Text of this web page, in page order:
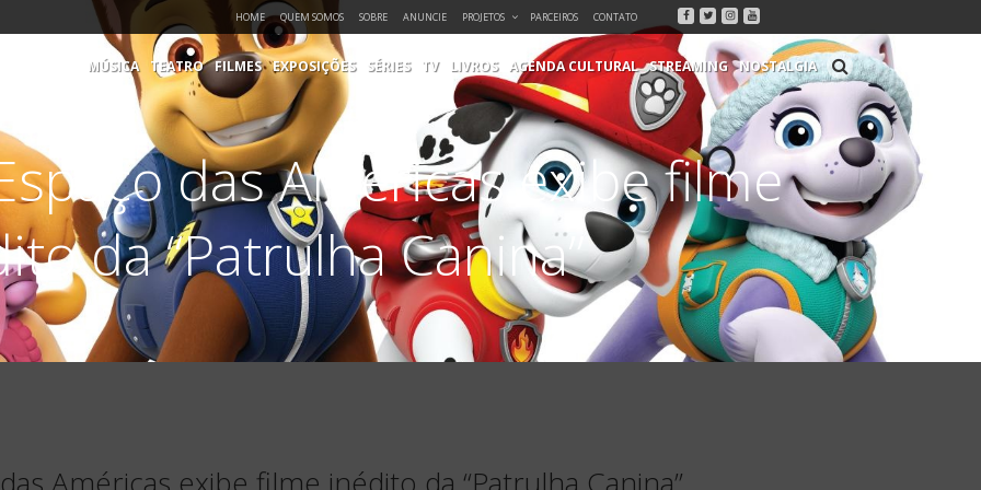
HOME QUEM SOMOS SOBRE ANUNCIE PROJETOS PARCEIROS CONTATO Facebook
Twitter
Instagram
Youtube
MÚSICA TEATRO FILMES EXPOSIÇÕES SÉRIES TV LIVROS AGENDA CULTURAL STREAMING NOSTALGIA
das Américas exibe filme
da “Patrulha Canina”
Américas exibe filme inédito da “Patrulha Canina”